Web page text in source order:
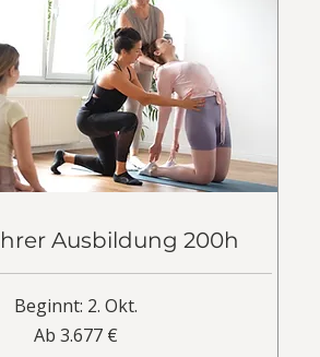
Ausbildung 200h
Beginnt: 2. Okt.
Ab 3.677 €